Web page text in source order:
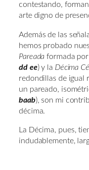
contestando,
arte digno de
Además de las
hemos probado
Pareada formada
dd ee) y la Décima
redondillas de igual
un pareado,
baab), son mi
décima.
La Décima, pues,
indudablemente,